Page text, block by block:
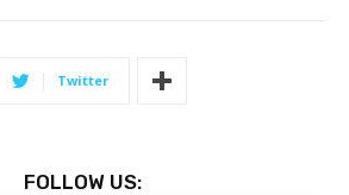
Twitter
FOLLOW US: